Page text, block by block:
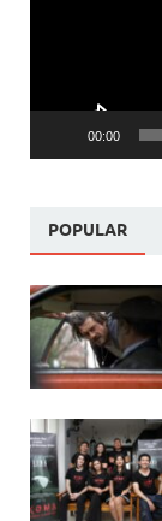
00:00
POPULAR